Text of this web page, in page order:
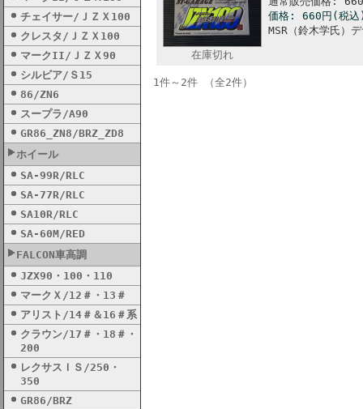
チェイサー/ＪＺＸ100
クレスタ/ＪＺＸ100
マークII/ＪＺＸ90
シルビア/Ｓ15
86/ZN6
スープラ/A90
GR86_ZN8/BRZ_ZD8
ホイール
SA-99R/RLC
SA-77R/RLC
SA10R/RLC
SA-60M/RED
FALCON車高調
JZX90・100・110
マークＸ/12＃・13＃
アリスト/14＃＆16＃系
クラウン/17＃・18＃・
200
レクサスＩＳ/250・
350
GR86/BRZ
在庫切れ
価格: 660円(税
MSR（鈴木学氏）
1件～2件 （全2件）